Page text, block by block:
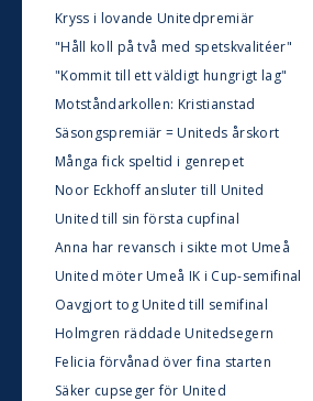
Kryss i lovande Unitedpremiär
"Håll koll på två med spetskvalitéer"
"Kommit till ett väldigt hungrigt lag"
Motståndarkollen: Kristianstad
Säsongspremiär = Uniteds årskort
Många fick speltid i genrepet
Noor Eckhoff ansluter till United
United till sin första cupfinal
Anna har revansch i sikte mot Umeå
United möter Umeå IK i Cup-semifinal
Oavgjort tog United till semifinal
Holmgren räddade Unitedsegern
Felicia förvånad över fina starten
Säker cupseger för United